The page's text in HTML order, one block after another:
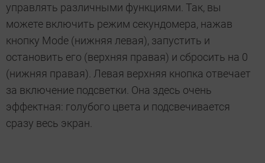
управлять различными функциями. Так, вы
можете включить режим секундомера, нажав
кнопку Mode (нижняя левая), запустить и
остановить его (верхняя правая) и сбросить на 0
(нижняя правая). Левая верхняя кнопка отвечает
за включение подсветки. Она здесь очень
эффектная: голубого цвета и подсвечивается
сразу весь экран.